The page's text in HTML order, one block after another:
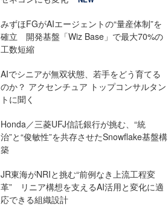
みずほFGがAIエージェントの“量産体制”を
確立 開発基盤「Wiz Base」で最大70%の
工数短縮
AIでシニアが無双状態、若手をどう育てる
のか？ アクセンチュア トップコンサルタン
トに聞く
Honda／三菱UFJ信託銀行が挑む、“統
治”と“俊敏性”を共存させたSnowflake基盤構
築
JR東海がNRIと挑む“前例なき上流工程変
革” リニア構想を支えるAI活用と変化に適
応できる組織設計